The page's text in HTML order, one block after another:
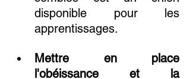
disponible pour les
apprentissages.
Mettre en place
l'obéissance et la